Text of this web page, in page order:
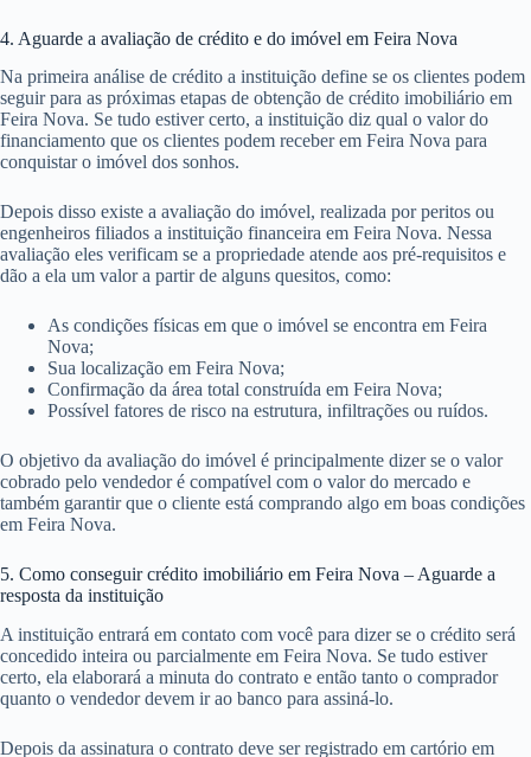
4. Aguarde a avaliação de crédito e do imóvel em Feira Nova
Na primeira análise de crédito a instituição define se os clientes podem
seguir para as próximas etapas de obtenção de crédito imobiliário em
Feira Nova. Se tudo estiver certo, a instituição diz qual o valor do
financiamento que os clientes podem receber em Feira Nova para
conquistar o imóvel dos sonhos.
Depois disso existe a avaliação do imóvel, realizada por peritos ou
engenheiros filiados a instituição financeira em Feira Nova. Nessa
avaliação eles verificam se a propriedade atende aos pré-requisitos e
dão a ela um valor a partir de alguns quesitos, como:
As condições físicas em que o imóvel se encontra em Feira
Nova;
Sua localização em Feira Nova;
Confirmação da área total construída em Feira Nova;
Possível fatores de risco na estrutura, infiltrações ou ruídos.
O objetivo da avaliação do imóvel é principalmente dizer se o valor
cobrado pelo vendedor é compatível com o valor do mercado e
também garantir que o cliente está comprando algo em boas condições
em Feira Nova.
5. Como conseguir crédito imobiliário em Feira Nova – Aguarde a
resposta da instituição
A instituição entrará em contato com você para dizer se o crédito será
concedido inteira ou parcialmente em Feira Nova. Se tudo estiver
certo, ela elaborará a minuta do contrato e então tanto o comprador
quanto o vendedor devem ir ao banco para assiná-lo.
Depois da assinatura o contrato deve ser registrado em cartório em